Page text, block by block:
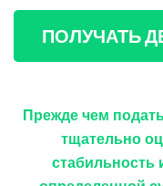
ПОЛУЧАТЬ
Прежде чем
тщательно